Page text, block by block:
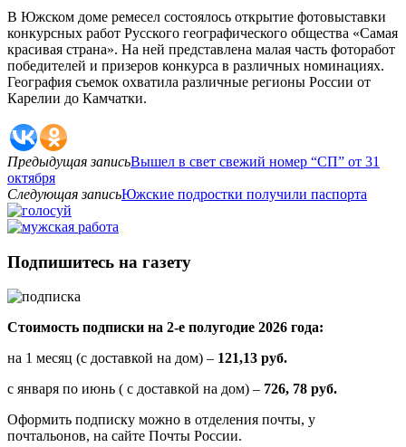
В Южском доме ремесел состоялось открытие фотовыставки
конкурсных работ Русского географического общества «Самая
красивая страна». На ней представлена малая часть фоторабот
победителей и призеров конкурса в различных номинациях.
География съемок охватила различные регионы России от
Карелии до Камчатки.
Предыдущая записьВышел в свет свежий номер “СП” от 31
октября
Следующая записьЮжские подростки получили паспорта
Подпишитесь на газету
Стоимость подписки на 2-е полугодие 2026 года:
на 1 месяц (с доставкой на дом) – 121,13 руб.
с января по июнь ( с доставкой на дом) – 726, 78 руб.
Оформить подписку можно в отделения почты, у
почтальонов, на сайте Почты России.